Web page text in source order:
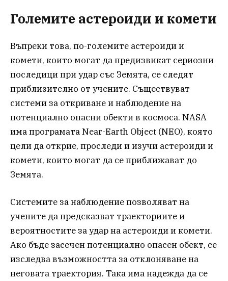
Големите астероиди и комети
Въпреки това, по-големите астероиди и
комети, които могат да предизвикат сериозни
последици при удар със Земята, се следят
приблизително от учените. Съществуват
системи за откриване и наблюдение на
потенциално опасни обекти в космоса. NASA
има програмата Near-Earth Object (NEO), която
цели да открие, проследи и изучи астероиди и
комети, които могат да се приближават до
Земята.
Системите за наблюдение позволяват на
учените да предсказват траекториите и
вероятностите за удар на астероиди и комети.
Ако бъде засечен потенциално опасен обект, се
изследва възможността за отклоняване на
неговата траектория. Така има надежда да се